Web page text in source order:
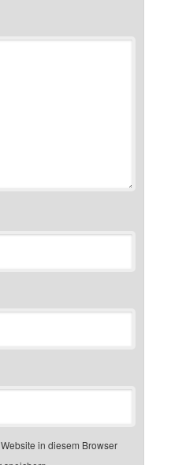
in diesem Browser